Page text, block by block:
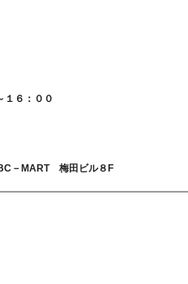
１６：００
－MART 梅田ビル８F